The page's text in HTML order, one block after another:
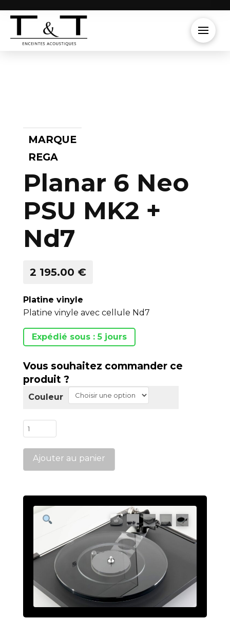
MARQUE
REGA
Planar 6 Neo
PSU MK2 +
Nd7
2 195.00 €
Platine vinyle
Platine vinyle avec cellule Nd7
Expédié sous : 5 jours
Vous souhaitez commander ce
produit ?
Couleur
quantité
de
Planar
6
PSU
MK2
Ajouter au panier